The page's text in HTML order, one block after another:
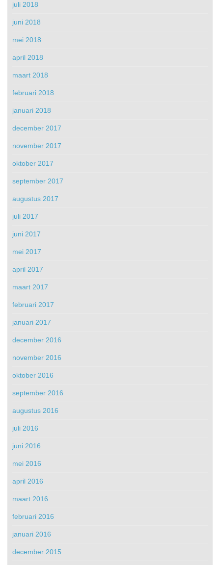
juli 2018
juni 2018
mei 2018
april 2018
maart 2018
februari 2018
januari 2018
december 2017
november 2017
oktober 2017
september 2017
augustus 2017
juli 2017
juni 2017
mei 2017
april 2017
maart 2017
februari 2017
januari 2017
december 2016
november 2016
oktober 2016
september 2016
augustus 2016
juli 2016
juni 2016
mei 2016
april 2016
maart 2016
februari 2016
januari 2016
december 2015